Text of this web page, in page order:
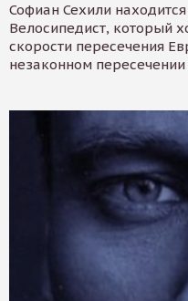
Софиан Сехили
Велосипедист, который
скорости пересечения
незаконном